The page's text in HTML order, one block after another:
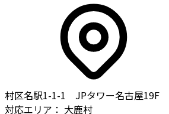
村区名駅1-1-1 JPタワー名古屋19F
対応エリア： 大鹿村